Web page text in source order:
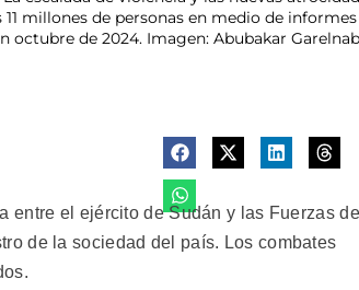
millones de personas en medio de
de 2024. Imagen: Abubakar
entre el ejército de Sudán y las Fuerzas de
de la sociedad del país. Los combates